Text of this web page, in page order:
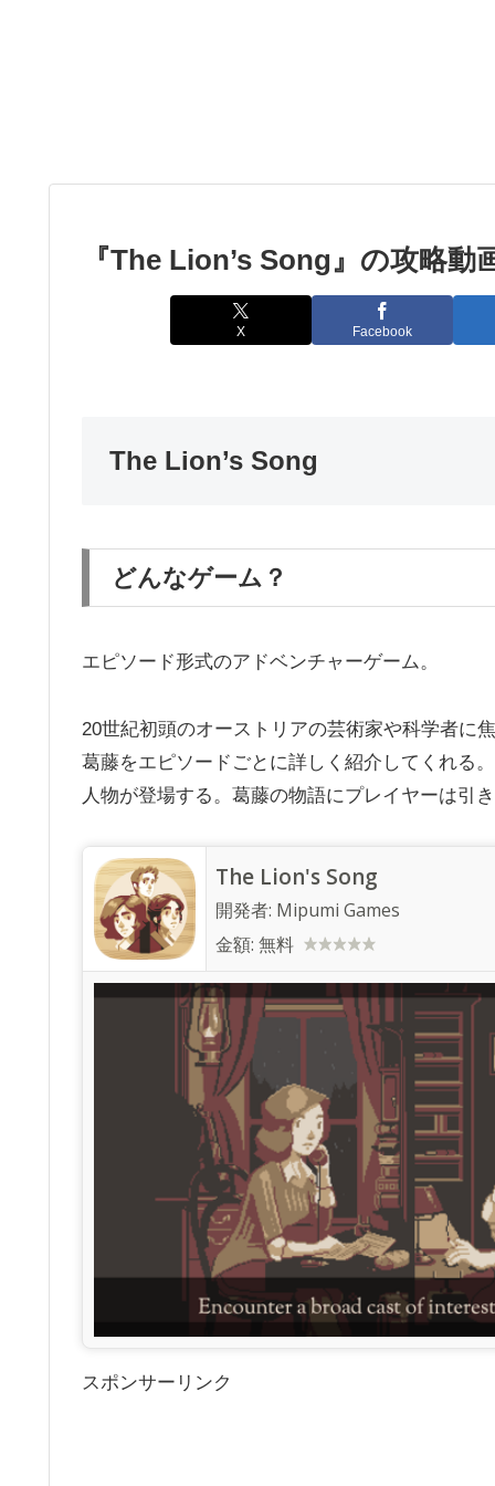
『The Lion’s Song』の攻略動
X Facebook
The Lion’s Song
どんなゲーム？
エピソード形式のアドベンチャーゲーム。
20世紀初頭のオーストリアの芸術家や科学者に
葛藤をエピソードごとに詳しく紹介してくれる
人物が登場する。葛藤の物語にプレイヤーは引
The Lion's Song
開発者: Mipumi Games
金額: 無料
スポンサーリンク